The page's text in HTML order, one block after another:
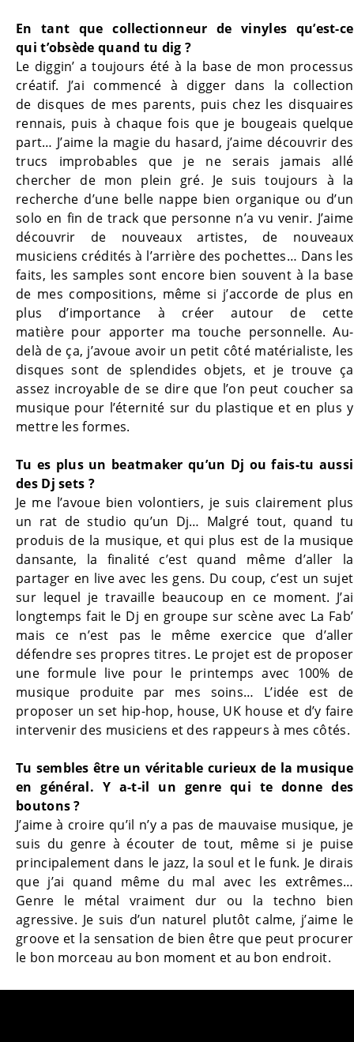
En tant que collectionneur de vinyles qu’est-ce
qui t’obsède quand tu dig ?
Le diggin’ a toujours été à la base de mon processus
créatif. J’ai commencé à digger dans la collection
de disques de mes parents, puis chez les disquaires
rennais, puis à chaque fois que je bougeais quelque
part… J’aime la magie du hasard, j’aime découvrir des
trucs improbables que je ne serais jamais allé
chercher de mon plein gré. Je suis toujours à la
recherche d’une belle nappe bien organique ou d’un
solo en fin de track que personne n’a vu venir. J’aime
découvrir de nouveaux artistes, de nouveaux
musiciens crédités à l’arrière des pochettes… Dans les
faits, les samples sont encore bien souvent à la base
de mes compositions, même si j’accorde de plus en
plus d’importance à créer autour de cette
matière pour apporter ma touche personnelle. Au-
delà de ça, j’avoue avoir un petit côté matérialiste, les
disques sont de splendides objets, et je trouve ça
assez incroyable de se dire que l’on peut coucher sa
musique pour l’éternité sur du plastique et en plus y
mettre les formes.
Tu es plus un beatmaker qu’un Dj ou fais-tu aussi
des Dj sets ?
Je me l’avoue bien volontiers, je suis clairement plus
un rat de studio qu’un Dj… Malgré tout, quand tu
produis de la musique, et qui plus est de la musique
dansante, la finalité c’est quand même d’aller la
partager en live avec les gens. Du coup, c’est un sujet
sur lequel je travaille beaucoup en ce moment. J’ai
longtemps fait le Dj en groupe sur scène avec La Fab’
mais ce n’est pas le même exercice que d’aller
défendre ses propres titres. Le projet est de proposer
une formule live pour le printemps avec 100% de
musique produite par mes soins… L’idée est de
proposer un set hip-hop, house, UK house et d’y faire
intervenir des musiciens et des rappeurs à mes côtés.
Tu sembles être un véritable curieux de la musique
en général. Y a-t-il un genre qui te donne des
boutons ?
J’aime à croire qu’il n’y a pas de mauvaise musique, je
suis du genre à écouter de tout, même si je puise
principalement dans le jazz, la soul et le funk. Je dirais
que j’ai quand même du mal avec les extrêmes…
Genre le métal vraiment dur ou la techno bien
agressive. Je suis d’un naturel plutôt calme, j’aime le
groove et la sensation de bien être que peut procurer
le bon morceau au bon moment et au bon endroit.